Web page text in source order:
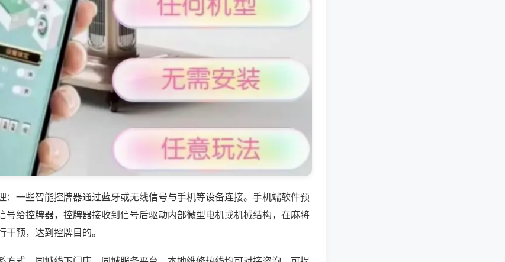
：一些智能控牌器通过蓝牙或无线信号与手机等设备连接。手机端软件预
号给控牌器，控牌器接收到信号后驱动内部微型电机或机械结构，在麻将
预，达到控牌目的。